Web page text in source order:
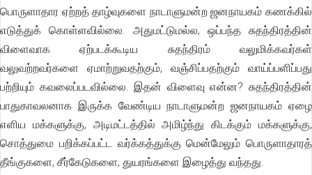
பொருளாதார ஏற்றத் தாழ்வுகளை நாடாளுமன்ற ஜனநாயகம் கணக்கில்
எடுத்துக் கொள்ளவில்லை. அதுமட்டுமல்ல, ஒப்பந்த சுதந்திரத்தின்
விளைவாக ஏற்படக்கூடிய சுதந்திரம் வலுமிக்கவர்கள்
வலுவற்றவர்களை ஏமாற்றுவதற்கும், வஞ்சிப்பதற்கும் வாய்ப்பளிப்பது
பற்றியும் கவலைப்படவில்லை. இதன் விளைவு என்ன? சுதந்திரத்தின்
பாதுகாவலனாக இருக்க வேண்டிய நாடாளுமன்ற ஜனநாயகம் ஏழை
எளிய மக்களுக்கு, அடிமட்டத்தில் அமிழ்ந்து கிடக்கும் மக்களுக்கு,
சொத்துமை பறிக்கப்பட்ட வர்க்கத்துக்கு மென்மேலும் பொருளாதாரத்
தீங்குகளை, சீர்கேடுகளை, துயரங்களை இழைத்து வந்தது.